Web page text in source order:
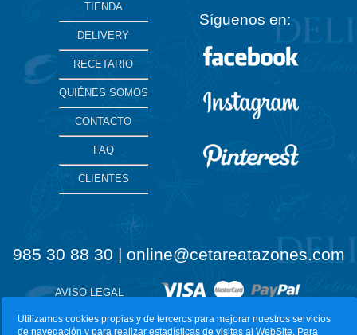
TIENDA
DELIVERY
RECETARIO
QUIÉNES SOMOS
CONTACTO
FAQ
CLIENTES
Síguenos en:
985 30 88 30 | online@cetareatazones.com
AVISO LEGAL
Utilizamos cookies propias y de terceros para mejorar nuestros servicios
de navegación y para realizar estadísticas de visitas al WebSite. Para